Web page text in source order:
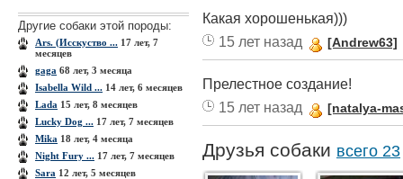
Другие собаки этой породы:
Ars. (Исскуство ... 17 лет, 7
месяцев
gaga 68 лет, 3 месяца
Isabella Wild ... 14 лет, 6 месяцев
Lada 15 лет, 8 месяцев
Lucky Dog ... 17 лет, 7 месяцев
Mika 18 лет, 4 месяца
Night Fury ... 17 лет, 7 месяцев
Sara 12 лет, 5 месяцев
Какая хорошенькая)))
15 лет назад
[Andrew63]
Прелестное создание!
15 лет назад
[natalya-
Друзья собаки всего 23